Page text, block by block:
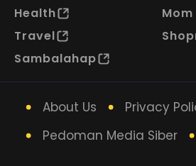
Health
Travel
Sambalahap
About Us
Privacy
Pedoman Media Siber